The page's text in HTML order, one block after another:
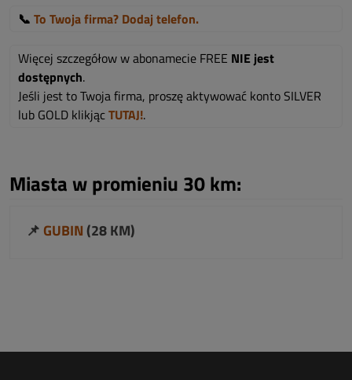
📞 To Twoja firma? Dodaj telefon.
Więcej szczegółow w abonamecie FREE NIE jest
dostępnych.
Jeśli jest to Twoja firma, proszę aktywować konto SILVER
lub GOLD klikjącTUTAJ!.
Miasta w promieniu 30 km:
📌 GUBIN(28 KM)